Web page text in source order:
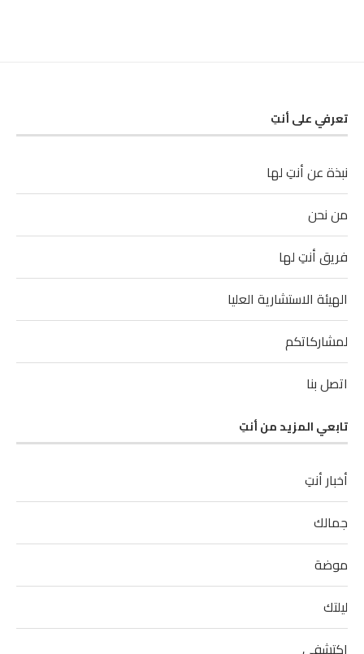
تعرفي على أنتِ
نبذة عن أنتِ لها
من نحن
فريق أنتِ لها
الهيئة الاستشارية العليا
لمشاركاتكم
اتصل بنا
تابعي المزيد من أنتِ
أخبار أنتِ
جمالك
موضة
ليلتك